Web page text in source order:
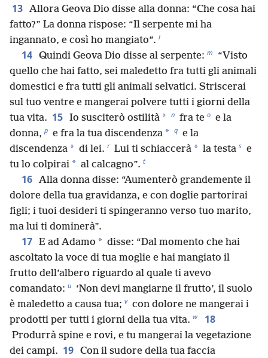
13 Allora Geova Dio disse alla donna: “Che cosa hai
fatto?” La donna rispose: “Il serpente mi ha
ingannato, e così ho mangiato”. l
14 Quindi Geova Dio disse al serpente: m
“Visto
quello che hai fatto, sei maledetto fra tutti gli animali
domestici e fra tutti gli animali selvatici. Striscerai
sul tuo ventre e mangerai polvere tutti i giorni della
tua vita. 15 Io susciterò ostilità * n fra te o e la
donna, p e fra la tua discendenza * q e la
discendenza * di lei. r Lui ti schiaccerà * la testa s e
tu lo colpirai * al calcagno”. t
16 Alla donna disse: “Aumenterò grandemente il
dolore della tua gravidanza, e con doglie partorirai
figli; i tuoi desideri ti spingeranno verso tuo marito,
ma lui ti dominerà”.
17 E ad Adamo * disse: “Dal momento che hai
ascoltato la voce di tua moglie e hai mangiato il
frutto dell’albero riguardo al quale ti avevo
comandato: u ‘Non devi mangiarne il frutto’, il suolo
è maledetto a causa tua; v con dolore ne mangerai i
prodotti per tutti i giorni della tua vita. w 18
Produrrà spine e rovi, e tu mangerai la vegetazione
dei campi. 19 Con il sudore della tua faccia